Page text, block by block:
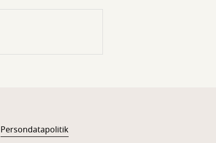
Persondatapolitik